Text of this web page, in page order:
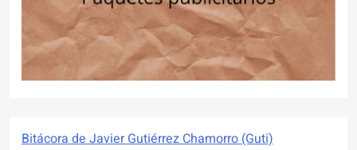
Bitácora de Javier Gutiérrez Chamorro (Guti)